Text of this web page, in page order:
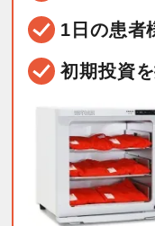
1日の患者
初期投資